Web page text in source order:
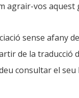
agrair-vos
sense afany
de la
consultar el